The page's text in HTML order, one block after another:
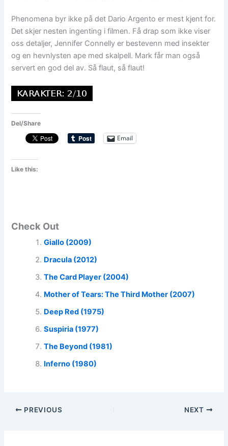
Phenomena byr ikke på det Dario Argento er mest kjent for.
Det skjer nesten ingenting i filmen. Få drap som ikke viser
oss detaljer, Jennifer Connelly er bestevenn med insekter
og en hevnlysten ape med skalpell. Mark får man også
servert en god del av. Så flaut, så flaut!
Del/Share
Email
Like this:
Check Out
Giallo (2009)
Dracula (2012)
The Card Player (2004)
Mother of Tears: The Third Mother (2007)
Deep Red (1975)
Suspiria (1977)
The Beyond (1981)
Inferno (1980)
PREVIOUS NEXT